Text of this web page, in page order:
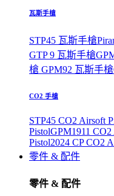
瓦斯手槍
STP45 瓦斯手槍
GTP 9 瓦斯手槍
槍 GPM92 瓦斯手槍
CO2 手槍
STP45 CO2 Airsoft
PistolGPM1911 CO2
Pistol2024 CP CO2
零件 & 配件
零件 & 配件